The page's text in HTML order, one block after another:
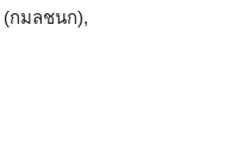
(กมลชนก),